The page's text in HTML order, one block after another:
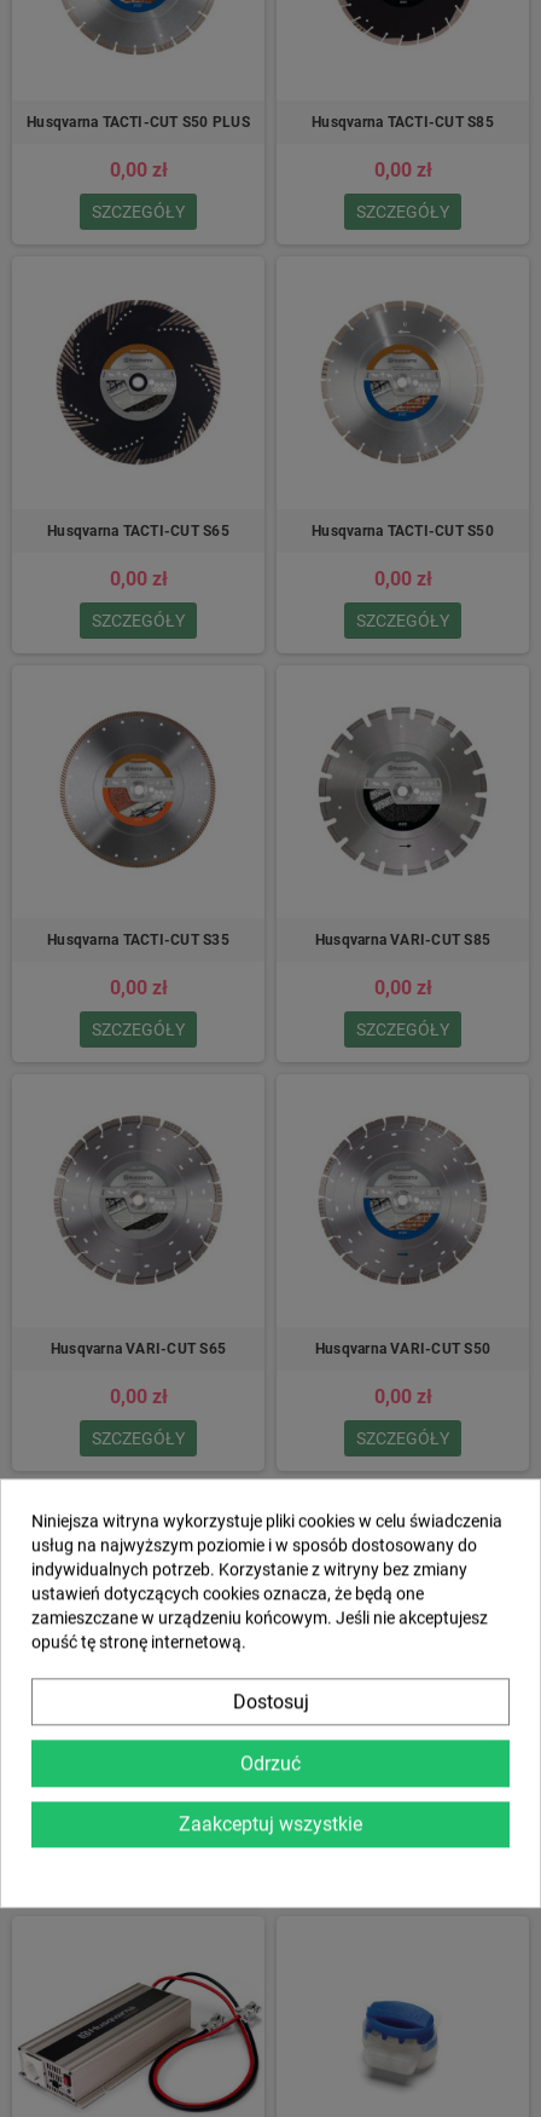
Husqvarna TACTI-CUT S50 PLUS
0,00 zł
SZCZEGÓŁY
Husqvarna TACTI-CUT S85
0,00 zł
SZCZEGÓŁY
Husqvarna TACTI-CUT S65
0,00 zł
SZCZEGÓŁY
Husqvarna TACTI-CUT S50
0,00 zł
SZCZEGÓŁY
Husqvarna TACTI-CUT S35
0,00 zł
SZCZEGÓŁY
Husqvarna VARI-CUT S85
0,00 zł
SZCZEGÓŁY
Husqvarna VARI-CUT S65
0,00 zł
SZCZEGÓŁY
Husqvarna VARI-CUT S50
0,00 zł
SZCZEGÓŁY
Husqvarna WL 8i bez akumulatora i
Niniejsza witryna wykorzystuje pliki cookies w celu świadczenia
usług na najwyższym poziomie i w sposób dostosowany do
indywidualnych potrzeb. Korzystanie z witryny bez zmiany
ustawień dotyczących cookies oznacza, że będą one
zamieszczane w urządzeniu końcowym. Jeśli nie akceptujesz
opuść tę stronę internetową.
Dostosuj
Odrzuć
Zaakceptuj wszystkie